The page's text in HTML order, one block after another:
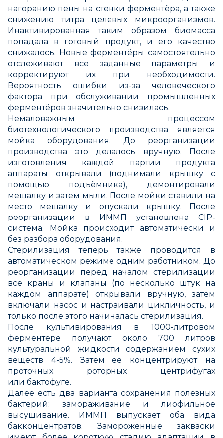
нагоранию пены на стенки ферментёра, а также
снижению титра целевых микроорганизмов.
Инактивированная таким образом биомасса
попадала в готовый продукт, и его качество
снижалось. Новые ферментёры самостоятельно
отслеживают все заданные параметры и
корректируют их при необходимости.
Вероятность ошибки из-за человеческого
фактора при обслуживании промышленных
ферментёров значительно снизилась.
Немаловажным процессом
биотехнологического производства является
мойка оборудования. До реорганизации
производства это делалось вручную. После
изготовления каждой партии продукта
аппараты открывали (поднимали крышку с
помощью подъёмника), демонтировали
мешалку и затем мыли. После мойки ставили на
место мешалку и опускали крышку. После
реорганизации в ИММП установлена CIP-
система. Мойка происходит автоматически и
без разбора оборудования.
Стерилизация теперь также проводится в
автоматическом режиме одним работником. До
реорганизации перед началом стерилизации
все краны и клапаны (по несколько штук на
каждом аппарате) открывали вручную, затем
включали насос и настраивали цикличность, и
только после этого начиналась стерилизация.
После культивирования в 1000-литровом
ферментёре получают около 700 литров
культуральной жидкости содержанием сухих
веществ 4-5%. Затем ее концентрируют на
проточных роторных центрифугах
или бактофуге.
Далее есть два варианта сохранения полезных
бактерий: замораживание и лиофильное
высушивание. ИММП выпускает оба вида
бакконцентратов. Замороженные закваски